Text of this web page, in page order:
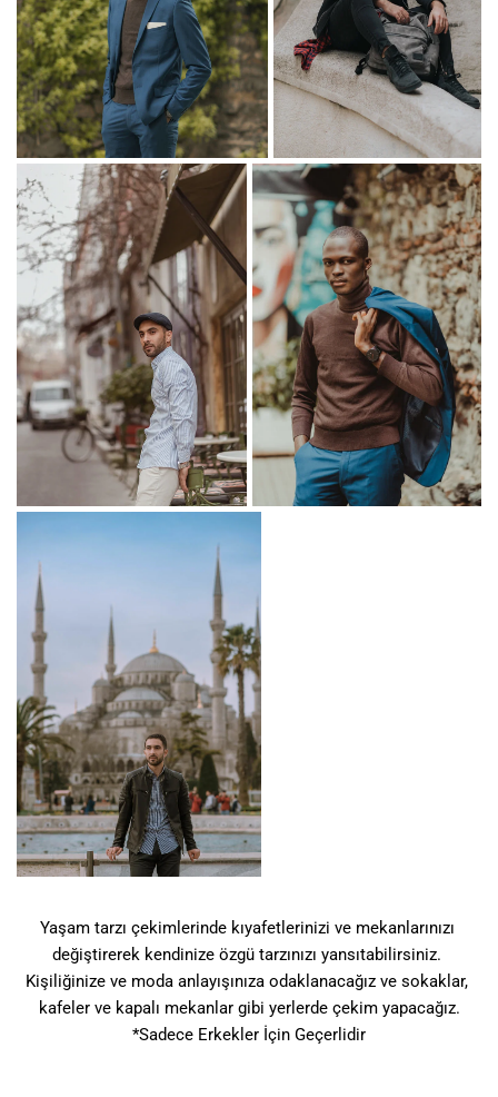
Yaşam tarzı çekimlerinde kıyafetlerinizi ve mekanlarınızı
değiştirerek kendinize özgü tarzınızı yansıtabilirsiniz.
Kişiliğinize ve moda anlayışınıza odaklanacağız ve sokaklar,
kafeler ve kapalı mekanlar gibi yerlerde çekim yapacağız.
*Sadece Erkekler İçin Geçerlidir